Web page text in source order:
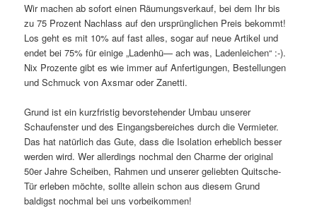
Wir machen ab sofort einen Räumungsverkauf, bei dem Ihr bis
zu 75 Prozent Nachlass auf den ursprünglichen Preis bekommt!
Los geht es mit 10% auf fast alles, sogar auf neue Artikel und
endet bei 75% für einige „Ladenhü— ach was, Ladenleichen“ :-).
Nix Prozente gibt es wie immer auf Anfertigungen, Bestellungen
und Schmuck von Axsmar oder Zanetti.
Grund ist ein kurzfristig bevorstehender Umbau unserer
Schaufenster und des Eingangsbereiches durch die Vermieter.
Das hat natürlich das Gute, dass die Isolation erheblich besser
werden wird. Wer allerdings nochmal den Charme der original
50er Jahre Scheiben, Rahmen und unserer geliebten Quitsche-
Tür erleben möchte, sollte allein schon aus diesem Grund
baldigst nochmal bei uns vorbeikommen!